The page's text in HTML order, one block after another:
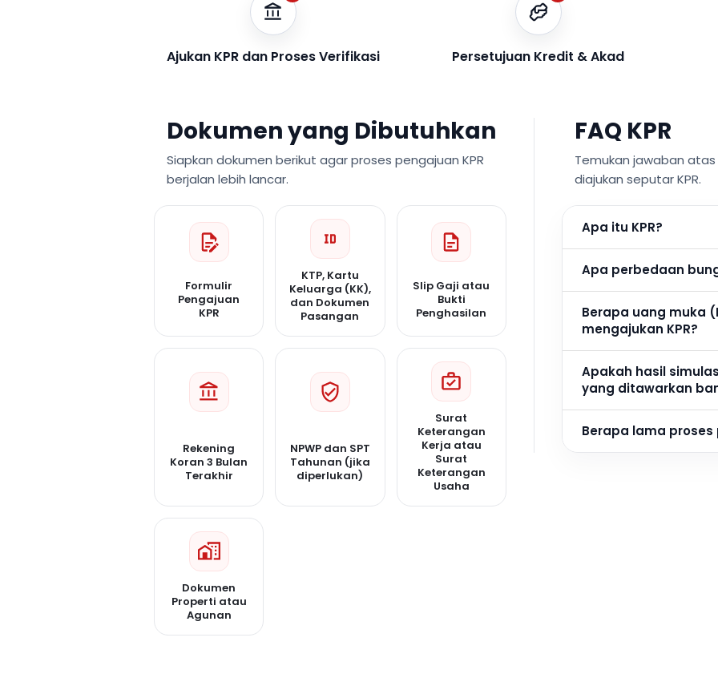
Ajukan KPR dan Proses Verifikasi Persetujuan Kredit & Akad
Dokumen yang Dibutuhkan
Siapkan dokumen berikut agar proses pengajuan KPR
berjalan lebih lancar.
Formulir
Pengajuan
KPR
KTP, Kartu
Keluarga (KK),
dan Dokumen
Pasangan
Slip Gaji atau
Bukti
Penghasilan
Rekening
Koran 3 Bulan
Terakhir
NPWP dan SPT
Tahunan (jika
diperlukan)
Surat
Keterangan
Kerja atau
Surat
Keterangan
Usaha
Dokumen
Properti atau
Agunan
FAQ KPR
Temukan jawaban
diajukan seputar KPR.
Apa itu KPR?
Apa perbedaan
Berapa uang muka
mengajukan KPR?
Apakah hasil
yang ditawarkan
Berapa lama proses